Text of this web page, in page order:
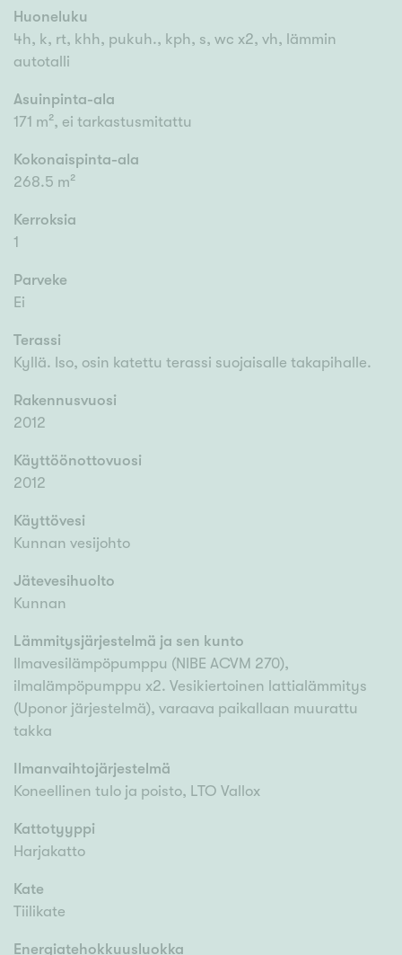
Huoneluku
4h, k, rt, khh, pukuh., kph, s, wc x2, vh, lämmin
autotalli
Asuinpinta-ala
171 m², ei tarkastusmitattu
Kokonaispinta-ala
268.5 m²
Kerroksia
1
Parveke
Ei
Terassi
Kyllä. Iso, osin katettu terassi suojaisalle takapihalle.
Rakennusvuosi
2012
Käyttöönottovuosi
2012
Käyttövesi
Kunnan vesijohto
Jätevesihuolto
Kunnan
Lämmitysjärjestelmä ja sen kunto
Ilmavesilämpöpumppu (NIBE ACVM 270),
ilmalämpöpumppu x2. Vesikiertoinen lattialämmitys
(Uponor järjestelmä), varaava paikallaan muurattu
takka
Ilmanvaihtojärjestelmä
Koneellinen tulo ja poisto, LTO Vallox
Kattotyyppi
Harjakatto
Kate
Tiilikate
Energiatehokkuusluokka